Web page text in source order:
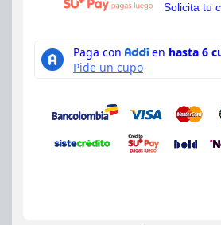
Solicita tu